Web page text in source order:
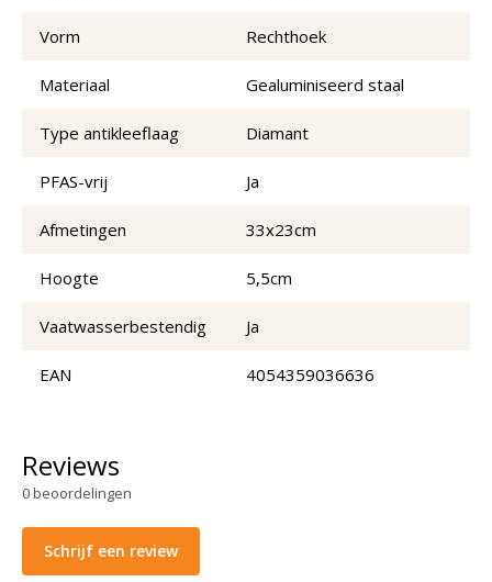
Vorm Rechthoek
Materiaal Gealuminiseerd staal
Type antikleeflaag Diamant
PFAS-vrij Ja
Afmetingen 33x23cm
Hoogte 5,5cm
Vaatwasserbestendig Ja
EAN 4054359036636
Reviews
0beoordelingen
Schrijf een review